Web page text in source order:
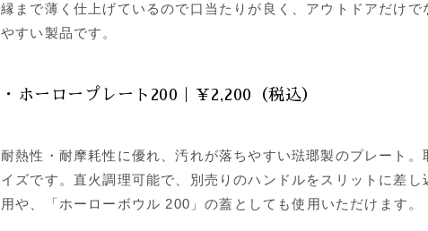
縁まで薄く仕上げているので口当たりが良く、アウトドアだけで
やすい製品です。
・ホーロープレート200｜￥2,200（税込）
耐熱性・耐摩耗性に優れ、汚れが落ちやすい琺瑯製のプレート。
イズです。直火調理可能で、別売りのハンドルをスリットに差し
用や、「ホーローボウル 200」の蓋としても使用いただけます。